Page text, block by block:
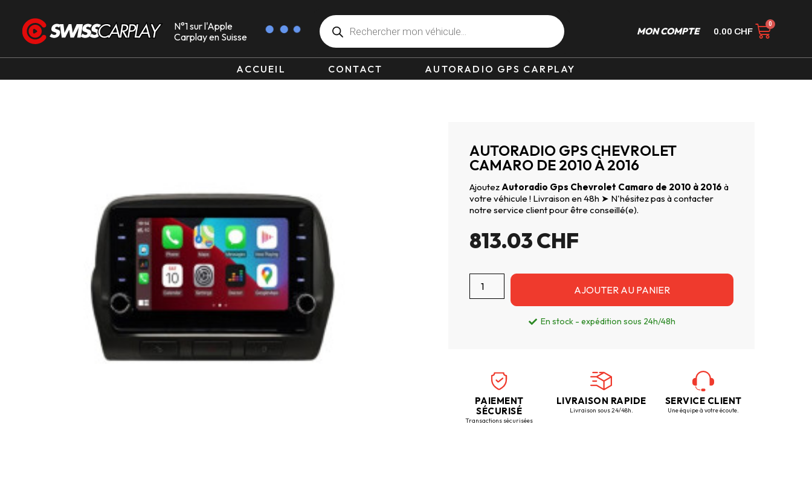
N°1 sur l'Apple
Carplay en Suisse
MON COMPTE 0.00 CHF
ACCUEIL CONTACT AUTORADIO GPS CARPLAY
AUTORADIO GPS CHEVROLET
CAMARO DE 2010 À 2016
AjoutezAutoradio Gps Chevrolet Camaro de 2010 à 2016 à
votre véhicule ! Livraison en 48h ➤ N'hésitez pas à contacter
notre service client pour être conseillé(e).
813.03CHF
AJOUTER AU PANIER
En stock - expédition sous 24h/48h
PAIEMENT
SÉCURISÉ
Transactions sécurisées
LIVRAISON RAPIDE
Livraison sous 24/48h.
SERVICE CLIENT
Une équipe à votre écoute.